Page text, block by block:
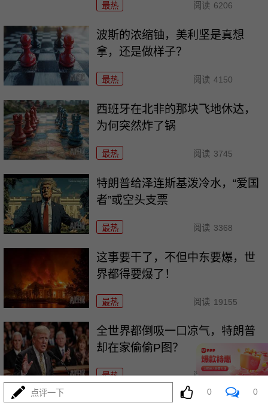
最热 阅读 6206
波斯的浓缩铀，美利坚是真想
拿，还是做样子？
最热 阅读 4150
西班牙在北非的那块飞地休达，
为何突然炸了锅
最热 阅读 3745
特朗普给泽连斯基泼冷水，“爱国
者”或空头支票
最热 阅读 3368
这事要干了，不但中东要爆，世
界都得要爆了！
最热 阅读 19155
全世界都倒吸一口凉气，特朗普
却在家偷偷P图？
最热 阅读 10612
美上将一封“私信”捅破天！特朗普被架在火上烤
点评一下 0 0